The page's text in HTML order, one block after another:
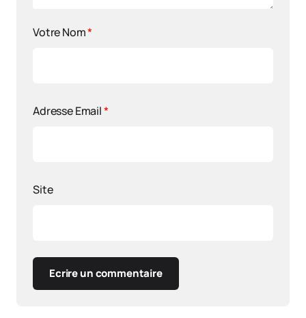
Votre Nom*
Adresse Email*
Site
Ecrire un commentaire